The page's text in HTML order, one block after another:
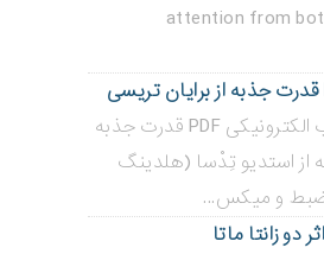
attention from
کتاب صوتی و کتاب الکترونیکی PDF قدرت جذبه
از استدیو تِدْسا (هلدینگ
و میکس...
دو زانتا ماتا